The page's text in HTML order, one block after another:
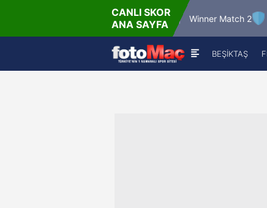
CANLI SKOR
ANA SAYFA
Winner Match 12 Winner Match 2
22:00
BEŞİKTAŞ